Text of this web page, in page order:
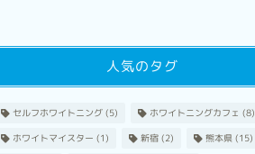
人気のタグ
セルフホワイトニング(5) ホワイトニングカフェ (8)
ホワイトマイスター (1) 新宿(2) 熊本県(15)